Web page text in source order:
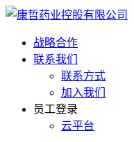
战略合作
联系我们
联系方式
加入我们
员工登录
云平台